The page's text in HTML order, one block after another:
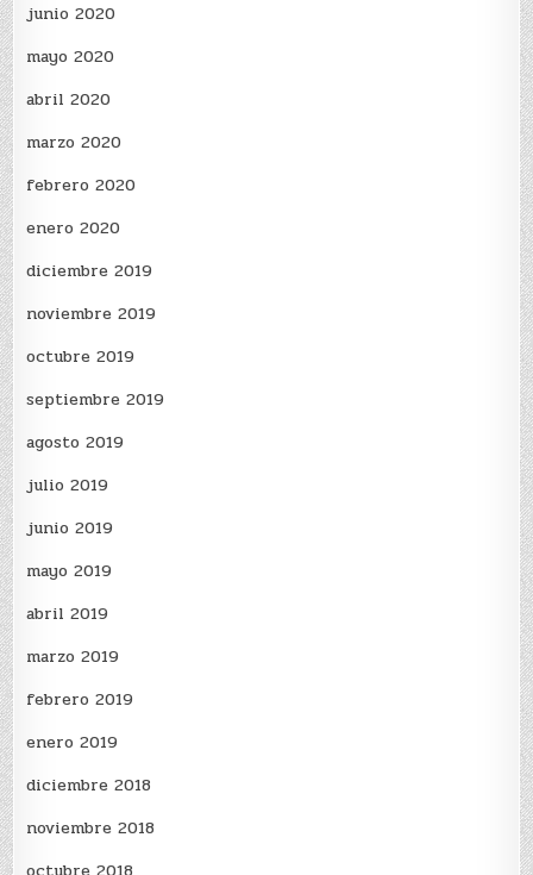
junio 2020
mayo 2020
abril 2020
marzo 2020
febrero 2020
enero 2020
diciembre 2019
noviembre 2019
octubre 2019
septiembre 2019
agosto 2019
julio 2019
junio 2019
mayo 2019
abril 2019
marzo 2019
febrero 2019
enero 2019
diciembre 2018
noviembre 2018